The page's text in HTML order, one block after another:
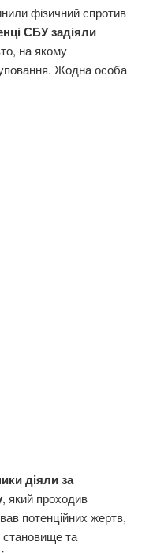
фізичний спротив
СБУ задіяли
на якому
Жодна особа
діяли за
, який проходив
потенційних жертв,
становище та